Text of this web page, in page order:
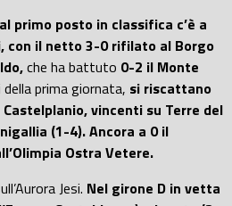
primo posto in classifica c’è a
con il netto 3-0 rifilato al Borgo
che ha battuto 0-2 il Monte
prima giornata, si riscattano
vincenti su Terre del
(1-4).Ancora a 0 il
Ostra Vetere.
Jesi. Nel girone D in vetta